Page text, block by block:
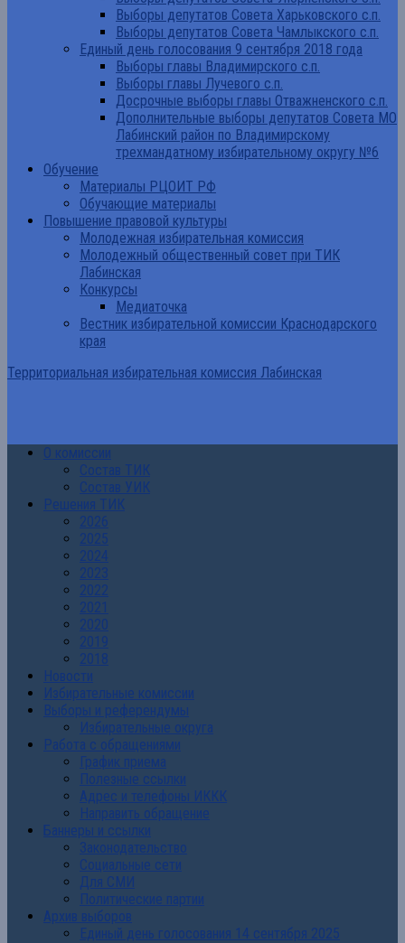
Выборы депутатов Совета Харьковского с.п.
Выборы депутатов Совета Чамлыкского с.п.
Единый день голосования 9 сентября 2018 года
Выборы главы Владимирского с.п.
Выборы главы Лучевого с.п.
Досрочные выборы главы Отважненского с.п.
Дополнительные выборы депутатов Совета МО
Лабинский район по Владимирскому
трехмандатному избирательному округу №6
Обучение
Материалы РЦОИТ РФ
Обучающие материалы
Повышение правовой культуры
Молодежная избирательная комиссия
Молодежный общественный совет при ТИК
Лабинская
Конкурсы
Медиаточка
Вестник избирательной комиссии Краснодарского
края
Территориальная избирательная комиссия Лабинская
О комиссии
Состав ТИК
Состав УИК
Решения ТИК
2026
2025
2024
2023
2022
2021
2020
2019
2018
Новости
Избирательные комиссии
Выборы и референдумы
Избирательные округа
Работа с обращениями
График приема
Полезные ссылки
Адрес и телефоны ИККК
Направить обращение
Баннеры и ссылки
Законодательство
Социальные сети
Для СМИ
Политические партии
Архив выборов
Единый день голосования 14 сентября 2025